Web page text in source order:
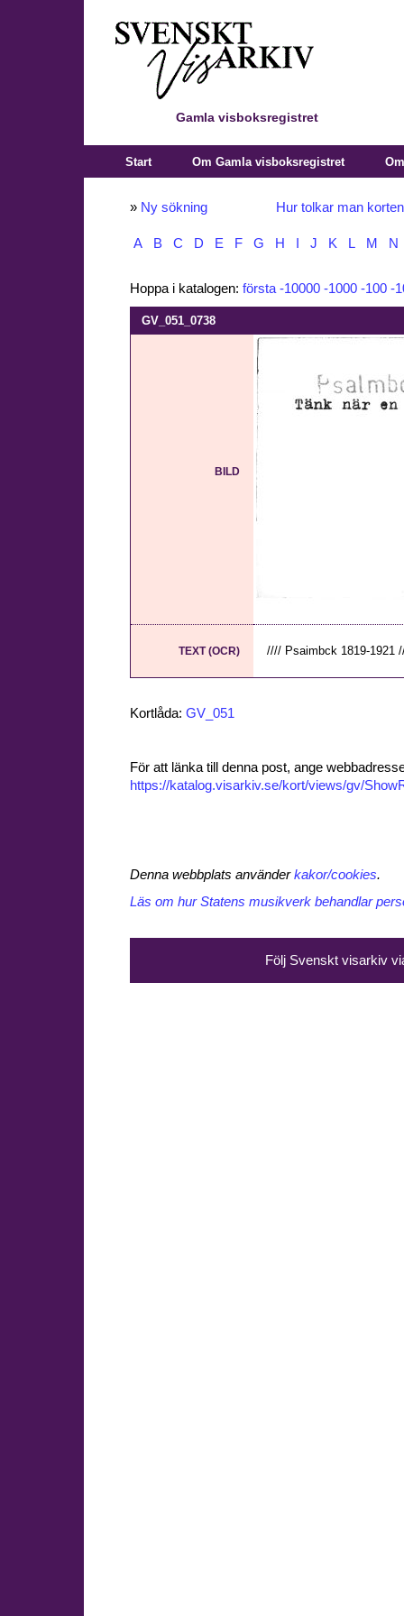
Gamla visboksregistret
Start Om Gamla visboksregistret
» Ny sökning Hur tolkar man
A B C D E F G H J K L M N
Hoppa i katalogen: första -10000 -1000 -100 -
GV_051_0738
BILD
TEXT (OCR) //// Psaimbck 1819-1921
Kortlåda: GV_051
För att länka till denna post, ange
https://katalog.visarkiv.se/kort/views/gv/
Denna webbplats använderkakor/cookies.
Läs om hur Statens musikverk behandlar
Följ Svenskt visarkiv